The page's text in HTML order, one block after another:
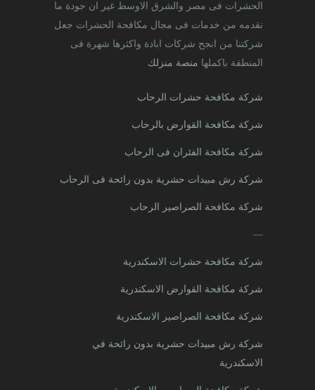
الحشرات فى مصر والشرق الاوسط غير ان جودة ما
نقدمه من خدمات فى مجال مكافحة الحشرات جعل
شركتنا من انجح شركات ابادة واكثرها شهرة فى
المنطقة باكملها منصة منزلك
شركة مكافحة حشرات الرحاب
شركة مكافحة القوارض بالرحاب
شركة مكافحة الفئران فى الرحاب
شركة رش مبيدات حشرية بدون رائحة فى الرحاب
شركة مكافحة الصراصير الرحاب
—
شركة مكافحة حشرات الاسكندرية
شركة مكافحة القوارض الاسكندرية
شركة مكافحة الصراصير الاسكندرية
شركة رش مبيدات حشرية بدون رائحة في
الاسكندرية